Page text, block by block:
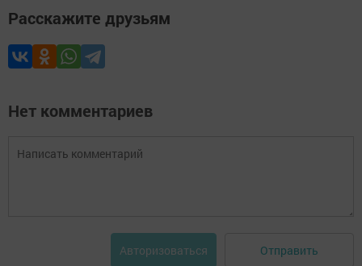
Расскажите друзьям
Нет комментариев
Авторизоваться Отправить